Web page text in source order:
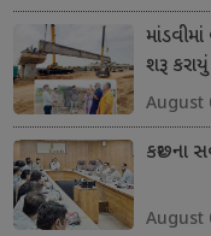
શરૂ કરાયું
August
કચ્છના
August